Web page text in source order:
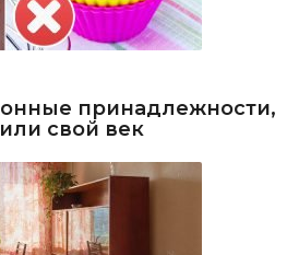
принадлежности,
свой век